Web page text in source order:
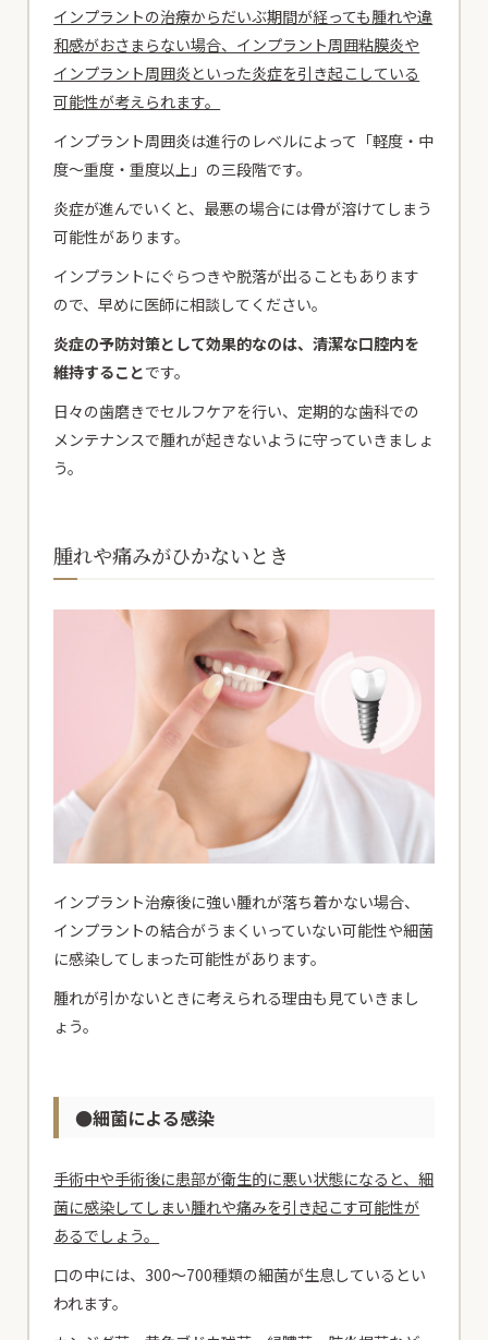
インプラントの治療からだいぶ期間が経っても腫れや違
和感がおさまらない場合、インプラント周囲粘膜炎や
インプラント周囲炎といった炎症を引き起こしている
可能性が考えられます。
インプラント周囲炎は進行のレベルによって「軽度・中
度～重度・重度以上」の三段階です。
炎症が進んでいくと、最悪の場合には骨が溶けてしまう
可能性があります。
インプラントにぐらつきや脱落が出ることもあります
ので、早めに医師に相談してください。
炎症の予防対策として効果的なのは、清潔な口腔内を
維持することです。
日々の歯磨きでセルフケアを行い、定期的な歯科での
メンテナンスで腫れが起きないように守っていきましょ
う。
腫れや痛みがひかないとき
インプラント治療後に強い腫れが落ち着かない場合、
インプラントの結合がうまくいっていない可能性や細菌
に感染してしまった可能性があります。
腫れが引かないときに考えられる理由も見ていきまし
ょう。
●細菌による感染
手術中や手術後に患部が衛生的に悪い状態になると、細
菌に感染してしまい腫れや痛みを引き起こす可能性が
あるでしょう。
口の中には、300～700種類の細菌が生息しているとい
われます。